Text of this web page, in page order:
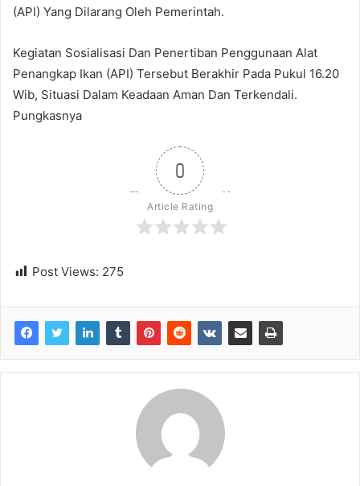
(API) Yang Dilarang Oleh Pemerintah.
Kegiatan Sosialisasi Dan Penertiban Penggunaan Alat
Penangkap Ikan (API) Tersebut Berakhir Pada Pukul 16.20
Wib, Situasi Dalam Keadaan Aman Dan Terkendali.
Pungkasnya
0
Article Rating
Post Views: 275